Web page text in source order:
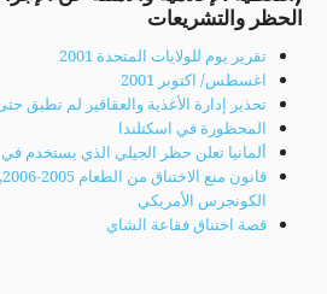
الحظر والتشريعات
تقرير يوم للولايات المتحدة 2001
اغسطس/ اكتوبر 2001
تحذير إدارة الأغذية والعقاقير لم تطبق
المحظورة في اسكتلندا
ألمانيا تعلن حظر الجيلي الذي يستخدم
الكونجرس الأمريكي
قصة اختناق فقاعة الشاي